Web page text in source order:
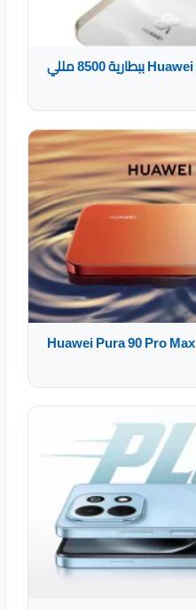
الإعلان رسميًا عن Huawei nova 16 SE ببطارية 8500 مللي
هواوي تعزز قدرات التصوير في Huawei Pura 90 Pro Max